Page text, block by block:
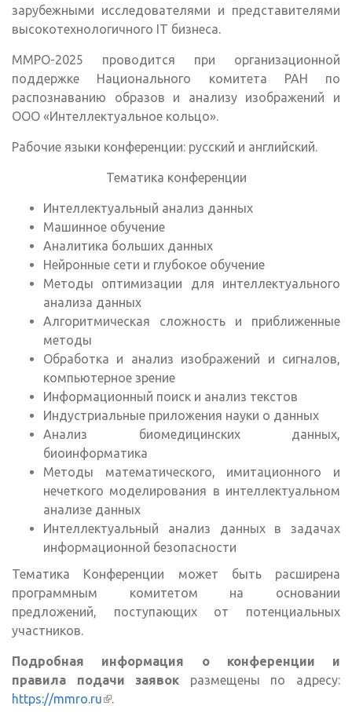
зарубежными исследователями и представителями
высокотехнологичного IT бизнеса.
ММРО-2025 проводится при организационной
поддержке Национального комитета РАН по
распознаванию образов и анализу изображений и
ООО «Интеллектуальное кольцо».
Рабочие языки конференции: русский и английский.
Тематика конференции
Интеллектуальный анализ данных
Машинное обучение
Аналитика больших данных
Нейронные сети и глубокое обучение
Методы оптимизации для интеллектуального
анализа данных
Алгоритмическая сложность и приближенные
методы
Обработка и анализ изображений и сигналов,
компьютерное зрение
Информационный поиск и анализ текстов
Индустриальные приложения науки о данных
Анализ биомедицинских данных,
биоинформатика
Методы математического, имитационного и
нечеткого моделирования в интеллектуальном
анализе данных
Интеллектуальный анализ данных в задачах
информационной безопасности
Тематика Конференции может быть расширена
программным комитетом на основании
предложений, поступающих от потенциальных
участников.
Подробная информация о конференции и
правила подачи заявок размещены по адресу:
https://mmro.ru(внешняя ссылка)
.